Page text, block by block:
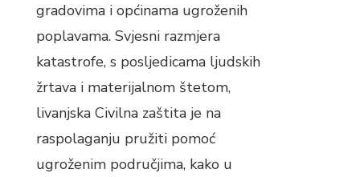
gradovima i općinama ugroženih
poplavama. Svjesni razmjera
katastrofe, s posljedicama ljudskih
žrtava i materijalnom štetom,
livanjska Civilna zaštita je na
raspolaganju pružiti pomoć
ugroženim područjima, kako u